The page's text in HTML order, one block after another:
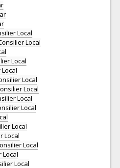
Local
Local
Local
Local
Local
Local
Local
Local
Local
Local
Local
Local